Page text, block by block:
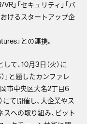
VR」「セキュリティ」「バ
けるスタートアップ企
」との連携。
て、10月3日（火）に
」と題したカンファレ
市中央区大名2丁目6
）にて開催し、大企業やス
への取り組み、ビット